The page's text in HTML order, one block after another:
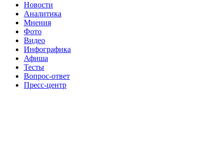
Новости
Аналитика
Мнения
Фото
Видео
Инфографика
Афиша
Тесты
Вопрос-ответ
Пресс-центр